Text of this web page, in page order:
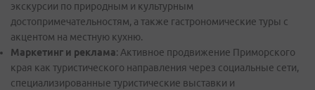
экскурсии по природным и культурным
достопримечательностям, а также гастрономические туры с
акцентом на местную кухню.
Маркетинг и реклама: Активное продвижение Приморского
края как туристического направления через социальные сети,
специализированные туристические выставки и